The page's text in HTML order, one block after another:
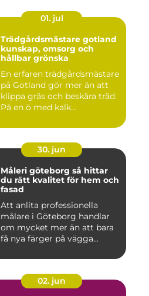
01. jul
Trädgårdsmästare gotland
kunskap, omsorg och
hållbar grönska
En erfaren trädgårdsmästare
på Gotland gör mer än att
klippa gräs och beskära träd.
På en ö med kalk...
30. jun
Måleri göteborg så hittar
du rätt kvalitet för hem och
fasad
Att anlita professionella
målare i Göteborg handlar
om mycket mer än att bara
få nya färger på vägga...
02. jun